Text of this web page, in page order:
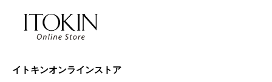
イトキンオンラインストア